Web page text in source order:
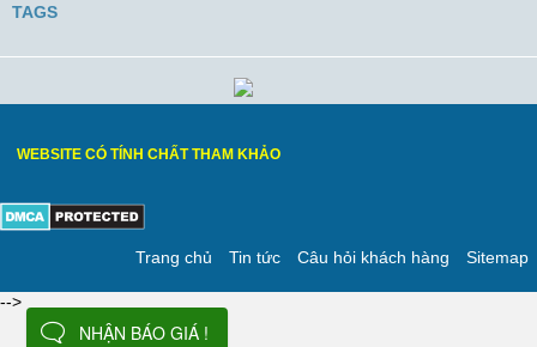
TAGS
WEBSITE CÓ TÍNH CHẤT THAM KHẢO
Trang chủ Tin tức Câu hỏi khách hàng Sitemap
-->
NHẬN BÁO GIÁ !